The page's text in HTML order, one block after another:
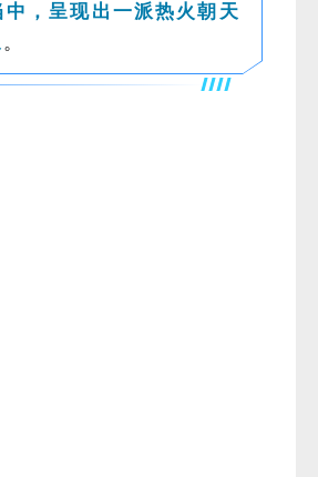
中，呈现出一派热火朝天
。